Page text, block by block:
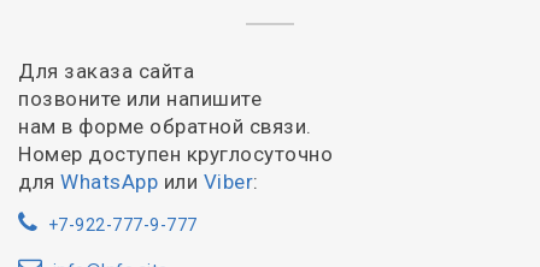
Для заказа сайта
позвоните или напишите
нам в форме обратной связи.
Номер доступен круглосуточно
для WhatsApp или Viber:
+7-922-777-9-777